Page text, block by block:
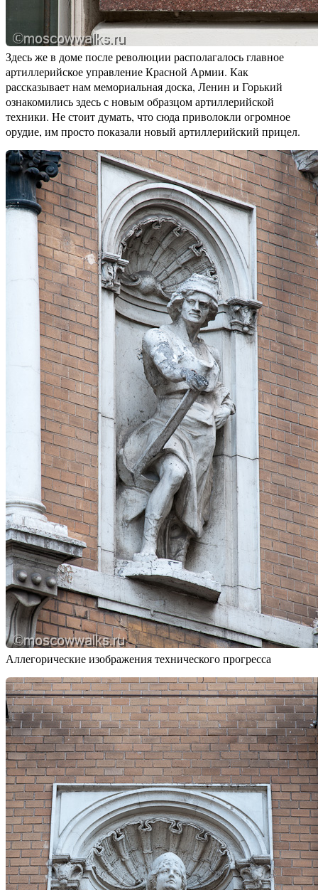
Здесь же в доме после революции располагалось главное
артиллерийское управление Красной Армии. Как
рассказывает нам мемориальная доска, Ленин и Горький
ознакомились здесь с новым образцом артиллерийской
техники. Не стоит думать, что сюда приволокли огромное
орудие, им просто показали новый артиллерийский прицел.
Аллегорические изображения технического прогресса